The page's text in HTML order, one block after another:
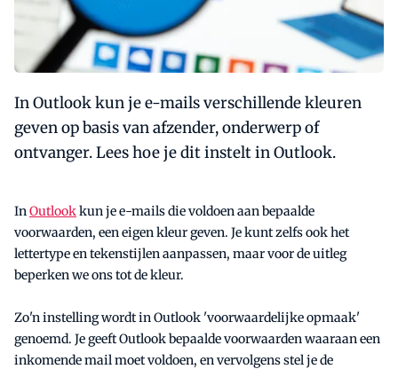
In Outlook kun je e-mails verschillende kleuren
geven op basis van afzender, onderwerp of
ontvanger. Lees hoe je dit instelt in Outlook.
InOutlookkun je e-mails die voldoen aan bepaalde
voorwaarden, een eigen kleur geven. Je kunt zelfs ook het
lettertype en tekenstijlen aanpassen, maar voor de uitleg
beperken we ons tot de kleur.
Zo'n instelling wordt in Outlook 'voorwaardelijke opmaak'
genoemd. Je geeft Outlook bepaalde voorwaarden waaraan een
inkomende mail moet voldoen, en vervolgens stel je de